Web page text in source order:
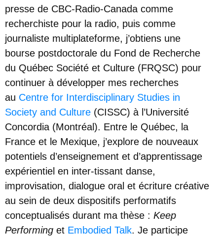
presse de CBC-Radio-Canada comme
recherchiste pour la radio, puis comme
journaliste multiplateforme, j’obtiens une
bourse postdoctorale du Fond de Recherche
du Québec Société et Culture (FRQSC) pour
continuer à développer mes recherches
au Centre for Interdisciplinary Studies in
Society and Culture (CISSC) à l’Université
Concordia (Montréal). Entre le Québec, la
France et le Mexique, j’explore de nouveaux
potentiels d’enseignement et d’apprentissage
expérientiel en inter-tissant danse,
improvisation, dialogue oral et écriture créative
au sein de deux dispositifs performatifs
conceptualisés durant ma thèse : Keep
Performing et Embodied Talk. Je participe